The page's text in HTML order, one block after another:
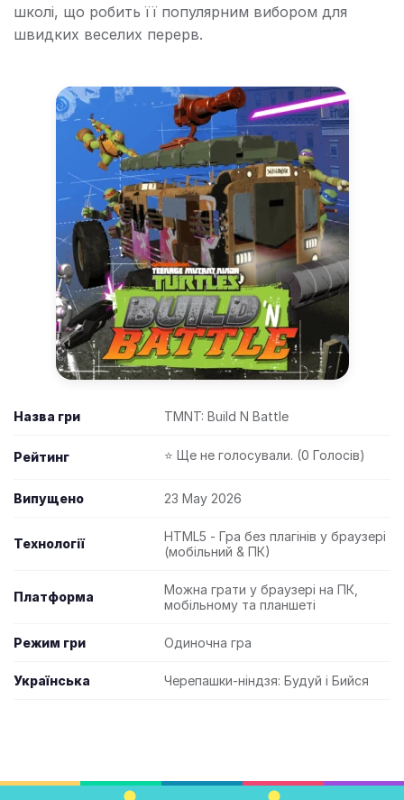
школі, що робить її популярним вибором для
швидких веселих перерв.
Назва гри TMNT: Build N Battle
Рейтинг ⭐ Ще не голосували. (0 Голосів)
Випущено 23 May 2026
Технології
HTML5 - Гра без плагінів у браузері
(мобільний & ПК)
Платформа
Можна грати у браузері на ПК,
мобільному та планшеті
Режим гри Одиночна гра
Українська Черепашки-ніндзя: Будуй і Бийся